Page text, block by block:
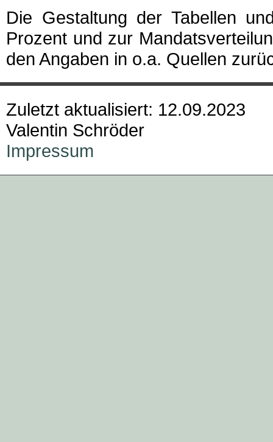
Die Gestaltung der Tabellen
Prozent und zur
den Angaben in o.a. Quellen
Zuletzt aktualisiert: 12.09.2023
Valentin Schröder
Impressum